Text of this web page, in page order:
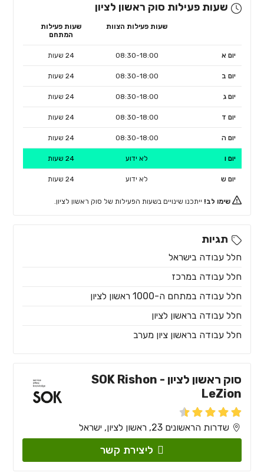
שעות פעילות סוק ראשון לציון
שעות פעילות הצוות
שעות פעילות
המתחם
יום א 08:30-18:00 24 שעות
יום ב 08:30-18:00 24 שעות
יום ג 08:30-18:00 24 שעות
יום ד 08:30-18:00 24 שעות
יום ה 08:30-18:00 24 שעות
יום ו לא ידוע 24 שעות
יום ש לא ידוע 24 שעות
שימו לב! ייתכנו שינויים בשעות הפעילות של סוק ראשון לציון.
תגיות
חלל עבודה בישראל
חלל עבודה במרכז
חלל עבודה במתחם ה-1000 ראשון לציון
חלל עבודה בראשון לציון
חלל עבודה בראשון ציון מערב
סוק ראשון לציון - SOK Rishon
LeZion
שדרות הראשונים 23, ראשון לציון, ישראל
ליצירת קשר